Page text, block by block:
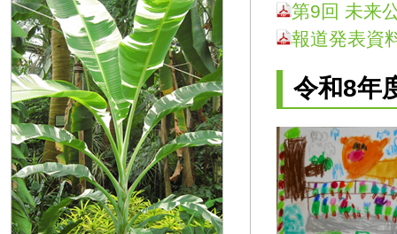
第9回 未来
報道発表資
令和8年